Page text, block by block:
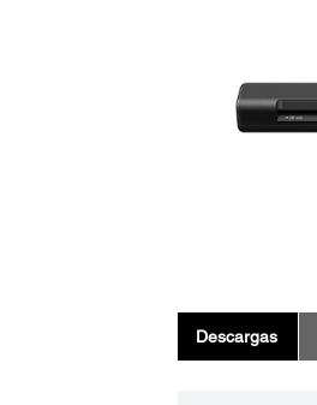
Descargas